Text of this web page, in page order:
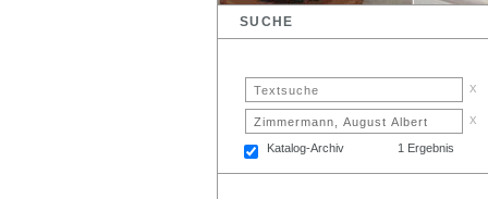
SUCHE
x
x
Katalog-Archiv 1 Ergebnis